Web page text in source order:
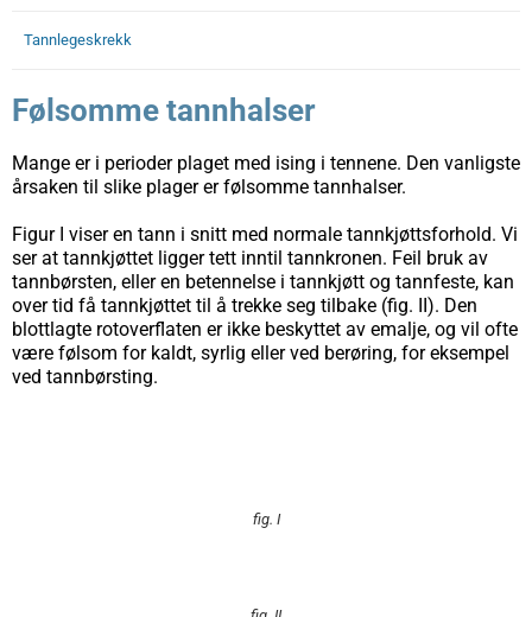
Tannlegeskrekk
Følsomme tannhalser
Mange er i perioder plaget med ising i tennene. Den vanligste
årsaken til slike plager er følsomme tannhalser.
Figur I viser en tann i snitt med normale tannkjøttsforhold. Vi
ser at tannkjøttet ligger tett inntil tannkronen. Feil bruk av
tannbørsten, eller en betennelse i tannkjøtt og tannfeste, kan
over tid få tannkjøttet til å trekke seg tilbake (fig. II). Den
blottlagte rotoverflaten er ikke beskyttet av emalje, og vil ofte
være følsom for kaldt, syrlig eller ved berøring, for eksempel
ved tannbørsting.
fig. I